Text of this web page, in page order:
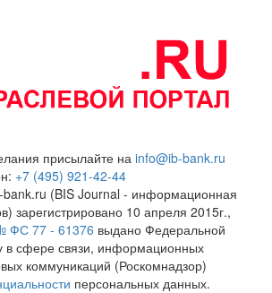
присылайте на info@ib-bank.ru
+7 (495) 921-42-44
bank.ru (BIS Journal - информационная
зарегистрировано 10 апреля 2015г.,
ФС 77 - 61376 выдано Федеральной
в сфере связи, информационных
коммуникаций (Роскомнадзор)
персональных данных.